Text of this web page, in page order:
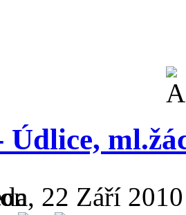
Údlice,
22 Září